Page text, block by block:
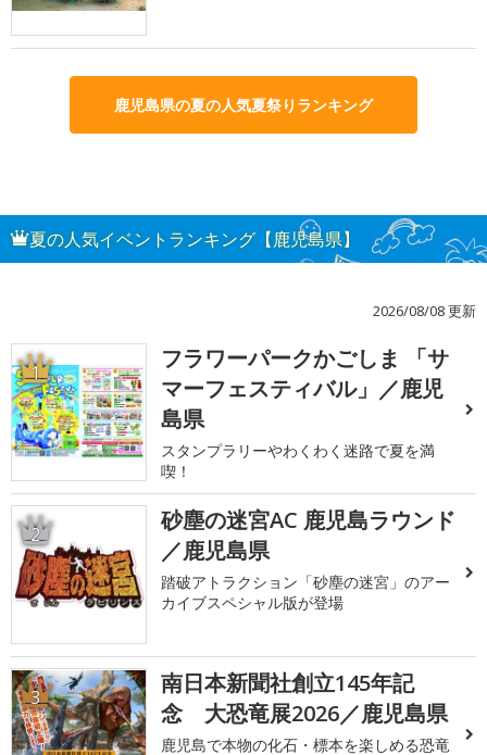
鹿児島県の夏の人気夏祭りランキング
夏の人気イベントランキング【鹿児島県】
2026/08/08 更新
1
フラワーパークかごしま 「サ
マーフェスティバル」／鹿児
島県
スタンプラリーやわくわく迷路で夏を満
喫！
2
砂塵の迷宮AC 鹿児島ラウンド
／鹿児島県
踏破アトラクション「砂塵の迷宮」のアー
カイブスペシャル版が登場
3
南日本新聞社創立145年記
念 大恐竜展2026／鹿児島県
鹿児島で本物の化石・標本を楽しめる恐竜